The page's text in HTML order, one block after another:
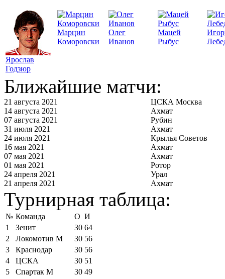
Ярослав
Годзюр
Марцин
Коморовски
Олег
Иванов
Мацей
Рыбус
Ближайшие матчи:
21 августа 2021
ЦСКА Москва
14 августа 2021
Ахмат
07 августа 2021
Рубин
31 июля 2021
Ахмат
24 июля 2021
Крылья Советов
16 мая 2021
Ахмат
07 мая 2021
Ахмат
01 мая 2021
Ротор
24 апреля 2021
Урал
21 апреля 2021
Ахмат
Турнирная таблица:
№ Команда О И
1
Зенит 30 64
2
Локомотив М 30 56
3
Краснодар 30 56
4
ЦСКА 30 51
5
Спартак М 30 49